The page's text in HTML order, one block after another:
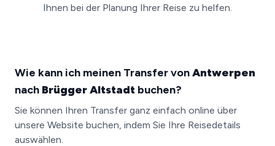
Ihnen bei der Planung Ihrer Reise zu helfen.
Wie kann ich meinen Transfer vonAntwerpen
nach Brügger Altstadt buchen?
Sie können Ihren Transfer ganz einfach online über
unsere Website buchen, indem Sie Ihre Reisedetails
auswählen.